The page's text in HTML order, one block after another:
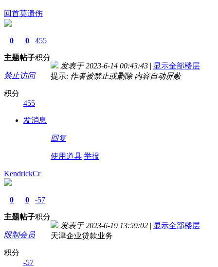
回首莫遗伤
0
主题
0
帖子
455
积分
禁止访问
积分
455
发消息
发表于 2023-6-14 00:43:43 | 显示全部楼层
提示: 作者被禁止或删除 内容自动屏蔽
回复
使用道具 举报
KendrickCr
0
主题
0
帖子
-57
积分
限制会员
积分
-57
发表于 2023-6-19 13:59:02 | 显示全部楼层
天津企业贷款业务